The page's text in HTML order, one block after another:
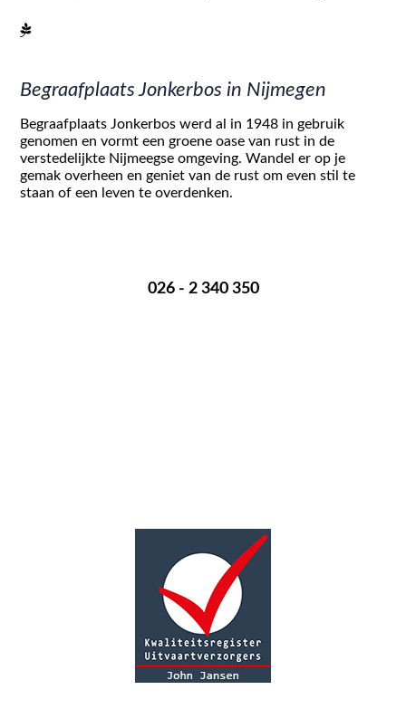
Begraafplaats Jonkerbos in Nijmegen
Begraafplaats Jonkerbos werd al in 1948 in gebruik
genomen en vormt een groene oase van rust in de
verstedelijkte Nijmeegse omgeving. Wandel er op je
gemak overheen en geniet van de rust om even stil te
staan of een leven te overdenken.
026 - 2 340 350